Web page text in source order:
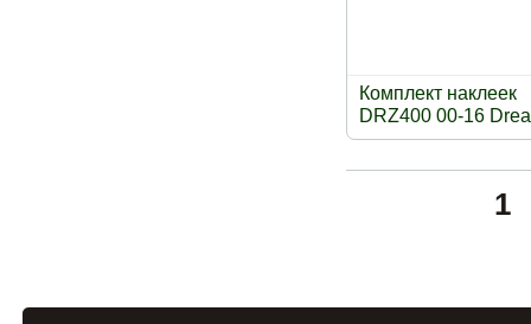
Комплект наклеек
DRZ400 00-16
1